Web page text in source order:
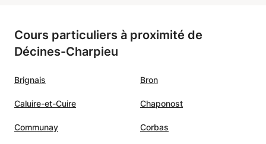
pour
Cours particuliers à proximité de
Décines-Charpieu
Brignais Bron
Caluire-et-Cuire Chaponost
Communay Corbas